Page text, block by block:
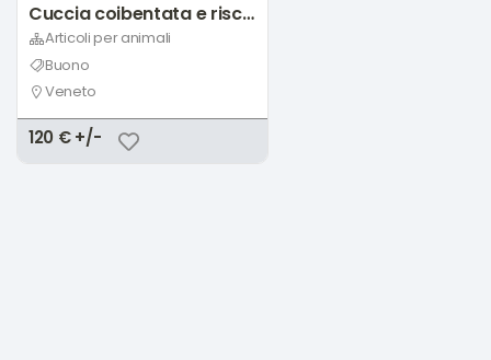
Cuccia coibentata e riscaldata
Articoli per animali
Buono
Veneto
120 € +/-